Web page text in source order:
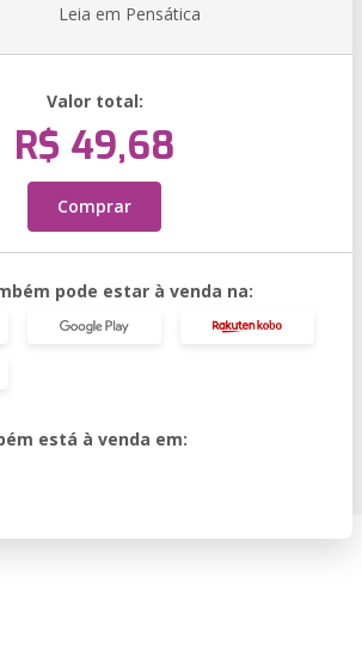
Leia em Pensática
Valor total:
R$ 49,68
Comprar
pode estar à venda na:
está à venda em: